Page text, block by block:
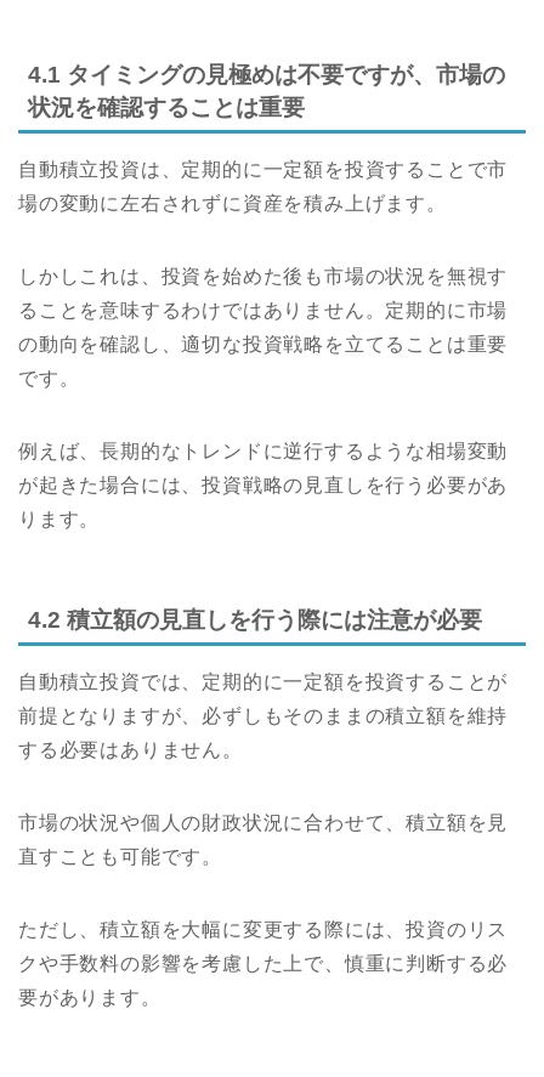
4.1 タイミングの見極めは不要ですが、市場の
状況を確認することは重要
自動積立投資は、定期的に一定額を投資することで市
場の変動に左右されずに資産を積み上げます。
しかしこれは、投資を始めた後も市場の状況を無視す
ることを意味するわけではありません。定期的に市場
の動向を確認し、適切な投資戦略を立てることは重要
です。
例えば、長期的なトレンドに逆行するような相場変動
が起きた場合には、投資戦略の見直しを行う必要があ
ります。
4.2 積立額の見直しを行う際には注意が必要
自動積立投資では、定期的に一定額を投資することが
前提となりますが、必ずしもそのままの積立額を維持
する必要はありません。
市場の状況や個人の財政状況に合わせて、積立額を見
直すことも可能です。
ただし、積立額を大幅に変更する際には、投資のリス
クや手数料の影響を考慮した上で、慎重に判断する必
要があります。